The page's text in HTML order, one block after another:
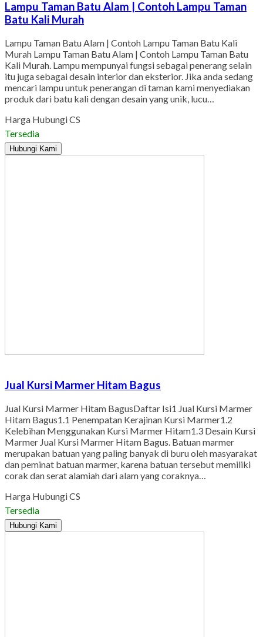
Lampu Taman Batu Alam | Contoh Lampu Taman
Batu Kali Murah
Lampu Taman Batu Alam | Contoh Lampu Taman Batu Kali
Murah Lampu Taman Batu Alam | Contoh Lampu Taman Batu
Kali Murah. Lampu mempunyai fungsi sebagai penerang selain
itu juga sebagai desain interior dan eksterior. Jika anda sedang
mencari lampu untuk penerangan di taman kami menyediakan
produk dari batu kali dengan desain yang unik, lucu…
Harga Hubungi CS
Tersedia
Hubungi Kami
Jual Kursi Marmer Hitam Bagus
Jual Kursi Marmer Hitam BagusDaftar Isi1 Jual Kursi Marmer
Hitam Bagus1.1 Penempatan Kerajinan Kursi Marmer1.2
Kelebihan Menggunakan Kursi Marmer Hitam1.3 Desain Kursi
Marmer Jual Kursi Marmer Hitam Bagus. Batuan marmer
merupakan batuan yang paling banyak di buru oleh masyarakat
dan peminat batuan marmer, karena batuan tersebut memiliki
corak dan serat alamiah dari alam yang coraknya…
Harga Hubungi CS
Tersedia
Hubungi Kami